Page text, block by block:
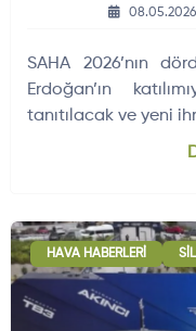
08.05.2026
SAHA 2026’nın
Erdoğan’ın
tanıtılacak ve yeni
HAVA HABERLERI